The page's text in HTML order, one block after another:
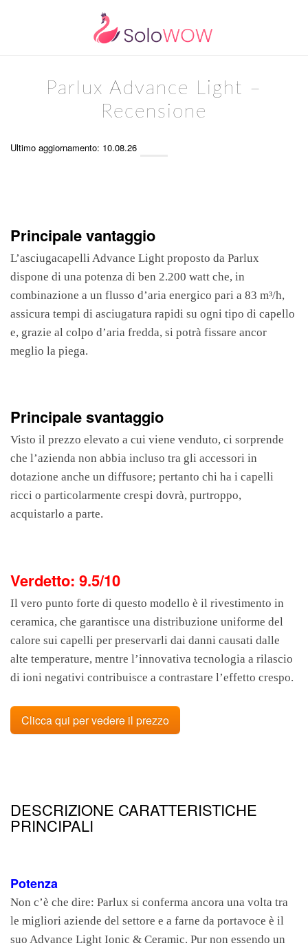
Parlux Advance Light –
Recensione
Ultimo aggiornamento: 10.08.26
Principale vantaggio
L’asciugacapelli Advance Light proposto da Parlux
dispone di una potenza di ben 2.200 watt che, in
combinazione a un flusso d’aria energico pari a 83 m³/h,
assicura tempi di asciugatura rapidi su ogni tipo di capello
e, grazie al colpo d’aria fredda, si potrà fissare ancor
meglio la piega.
Principale svantaggio
Visto il prezzo elevato a cui viene venduto, ci sorprende
che l’azienda non abbia incluso tra gli accessori in
dotazione anche un diffusore; pertanto chi ha i capelli
ricci o particolarmente crespi dovrà, purtroppo,
acquistarlo a parte.
Verdetto: 9.5/10
Il vero punto forte di questo modello è il rivestimento in
ceramica, che garantisce una distribuzione uniforme del
calore sui capelli per preservarli dai danni causati dalle
alte temperature, mentre l’innovativa tecnologia a rilascio
di ioni negativi contribuisce a contrastare l’effetto crespo.
Clicca qui per vedere il prezzo
DESCRIZIONE CARATTERISTICHE
PRINCIPALI
Potenza
Non c’è che dire: Parlux si conferma ancora una volta tra
le migliori aziende del settore e a farne da portavoce è il
suo Advance Light Ionic & Ceramic. Pur non essendo un